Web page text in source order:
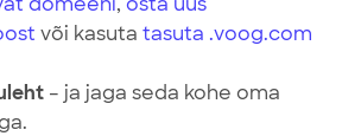
või kasuta tasuta .voog.com
– ja jaga seda kohe oma